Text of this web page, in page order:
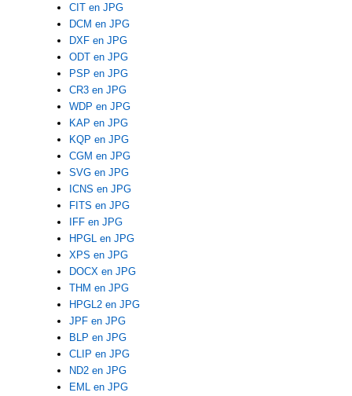
CIT en JPG
DCM en JPG
DXF en JPG
ODT en JPG
PSP en JPG
CR3 en JPG
WDP en JPG
KAP en JPG
KQP en JPG
CGM en JPG
SVG en JPG
ICNS en JPG
FITS en JPG
IFF en JPG
HPGL en JPG
XPS en JPG
DOCX en JPG
THM en JPG
HPGL2 en JPG
JPF en JPG
BLP en JPG
CLIP en JPG
ND2 en JPG
EML en JPG